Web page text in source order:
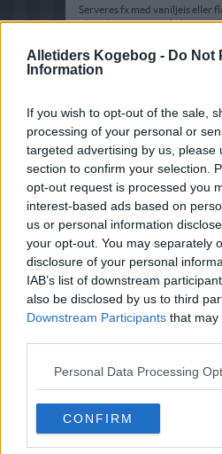
Alletiders Kogebog - Do Not
Information
If you wish to opt-out of the sale,
processing of your personal or
targeted advertising by us, please
section to confirm your selection.
opt-out request is processed you
interest-based ads based on
us or personal information
your opt-out. You may separately
disclosure of your personal
IAB’s list of downstream
also be disclosed by us to third
Downstream Participants that may
Personal Data Processing
CONFIRM
Serveres fx med vaniljeis eller
til med revet citronskal.
Opskriftsinfo
Hovedingrediens :